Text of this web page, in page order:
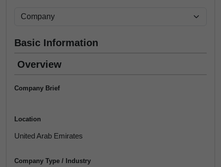
Basic Information
Overview
Company Brief
Location
United Arab Emirates
Company Type / Industry